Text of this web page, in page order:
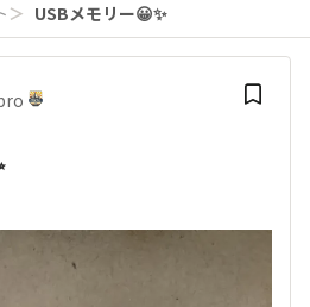
検索
＞ USBメモリー😀✨